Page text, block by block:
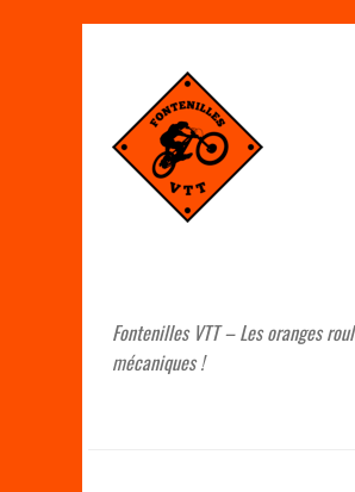
Fontenilles VTT – Les oranges
mécaniques !